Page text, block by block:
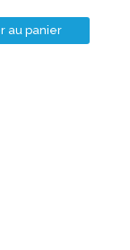
au panier